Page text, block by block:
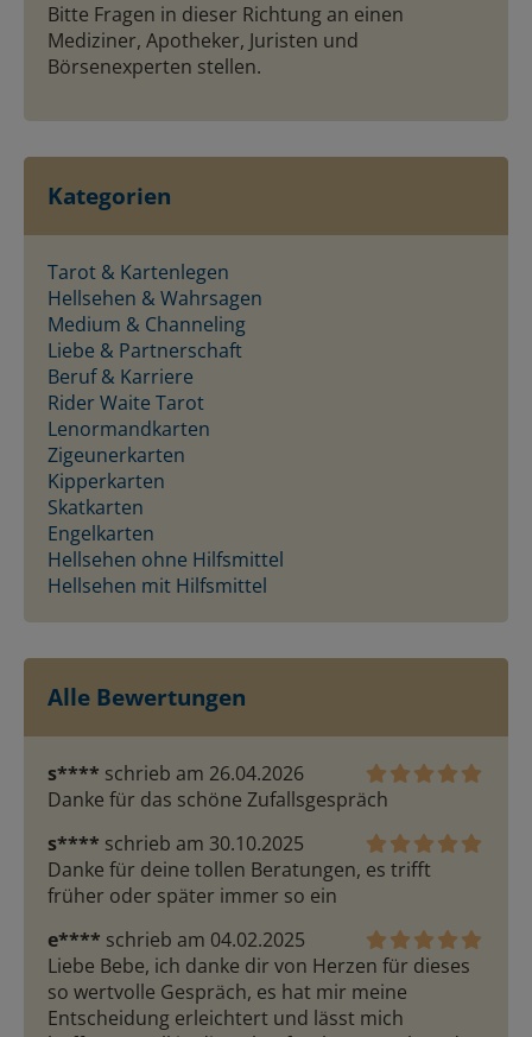
Bitte Fragen in dieser Richtung an einen
Mediziner, Apotheker, Juristen und
Börsenexperten stellen.
Kategorien
Tarot & Kartenlegen
Hellsehen & Wahrsagen
Medium & Channeling
Liebe & Partnerschaft
Beruf & Karriere
Rider Waite Tarot
Lenormandkarten
Zigeunerkarten
Kipperkarten
Skatkarten
Engelkarten
Hellsehen ohne Hilfsmittel
Hellsehen mit Hilfsmittel
Alle Bewertungen
s**** schrieb am 26.04.2026
Danke für das schöne Zufallsgespräch
s**** schrieb am 30.10.2025
Danke für deine tollen Beratungen, es trifft
früher oder später immer so ein
e**** schrieb am 04.02.2025
Liebe Bebe, ich danke dir von Herzen für dieses
so wertvolle Gespräch, es hat mir meine
Entscheidung erleichtert und lässt mich